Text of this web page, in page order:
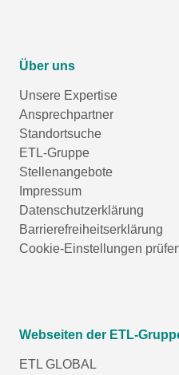
Über uns
Unsere Expertise
Ansprechpartner
Standortsuche
ETL-Gruppe
Stellenangebote
Impressum
Datenschutzerklärung
Barrierefreiheitserklärung
Cookie-Einstellungen
Webseiten der ETL-
ETL GLOBAL